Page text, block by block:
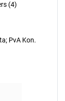
(4)
PvA Kon.